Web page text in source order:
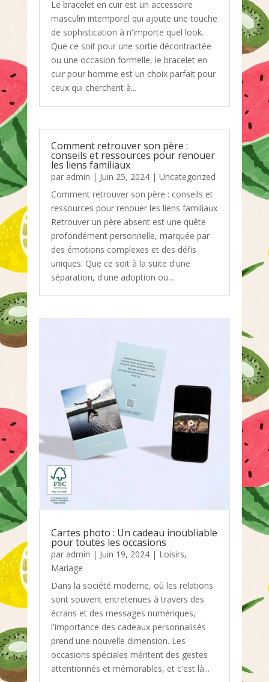
Le bracelet en cuir est un accessoire
masculin intemporel qui ajoute une touche
de sophistication à n'importe quel look.
Que ce soit pour une sortie décontractée
ou une occasion formelle, le bracelet en
cuir pour homme est un choix parfait pour
ceux qui cherchent à...
Comment retrouver son père :
conseils et ressources pour renouer
les liens familiaux
par admin | Juin 25, 2024| Uncategorized
Comment retrouver son père : conseils et
ressources pour renouer les liens familiaux
Retrouver un père absent est une quête
profondément personnelle, marquée par
des émotions complexes et des défis
uniques. Que ce soit à la suite d'une
séparation, d'une adoption ou...
Cartes photo : Un cadeau inoubliable
pour toutes les occasions
par admin | Juin 19, 2024| Loisirs,
Mariage
Dans la société moderne, où les relations
sont souvent entretenues à travers des
écrans et des messages numériques,
l'importance des cadeaux personnalisés
prend une nouvelle dimension. Les
occasions spéciales méritent des gestes
attentionnés et mémorables, et c'est là...